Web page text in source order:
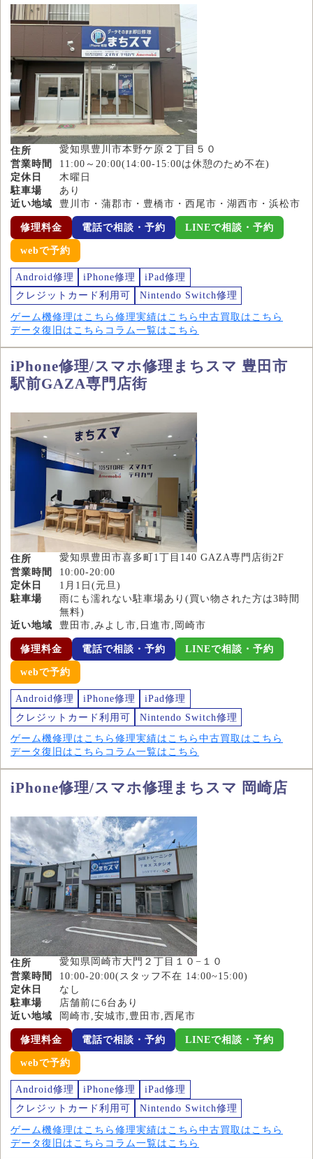
住所
愛知県豊川市本野ケ原２丁目５０
営業時間
11:00～20:00(14:00-15:00は休憩のため不在)
定休日
木曜日
駐車場
あり
近い地域
豊川市・蒲郡市・豊橋市・西尾市・湖西市・浜松市
修理料金 電話で相談・予約 LINEで相談・予約
webで予約
Android修理 iPhone修理
iPad修理
クレジットカード利用可
Nintendo Switch修理
ゲーム機修理はこちら 修理実績はこちら 中古買取はこちら
データ復旧はこちら コラム一覧はこちら
iPhone修理/スマホ修理まちスマ 豊田市
駅前GAZA専門店街
住所
愛知県豊田市喜多町1丁目140 GAZA専門店街2F
営業時間
10:00-20:00
定休日
1月1日(元旦)
駐車場
雨にも濡れない駐車場あり(買い物された方は3時間
無料)
近い地域
豊田市,みよし市,日進市,岡崎市
修理料金 電話で相談・予約 LINEで相談・予約
webで予約
Android修理 iPhone修理
iPad修理
クレジットカード利用可
Nintendo Switch修理
ゲーム機修理はこちら 修理実績はこちら 中古買取はこちら
データ復旧はこちら コラム一覧はこちら
iPhone修理/スマホ修理まちスマ 岡崎店
住所
愛知県岡崎市大門２丁目１０−１０
営業時間
10:00-20:00(スタッフ不在 14:00~15:00)
定休日
なし
駐車場
店舗前に6台あり
近い地域
岡崎市,安城市,豊田市,西尾市
修理料金 電話で相談・予約 LINEで相談・予約
webで予約
Android修理 iPhone修理
iPad修理
クレジットカード利用可
Nintendo Switch修理
ゲーム機修理はこちら 修理実績はこちら 中古買取はこちら
データ復旧はこちら コラム一覧はこちら